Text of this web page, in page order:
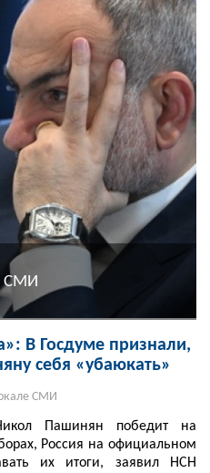
СМИ
В Госдуме признали,
себя «убаюкать»
СМИ
Пашинян победит на
Россия на официальном
их итоги, заявил НСН